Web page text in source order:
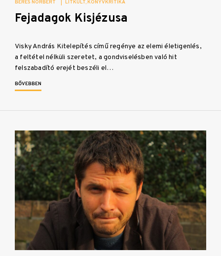
BÉRES NORBERT LITKULT KÖNYVKRITIKA
Fejadagok Kisjézusa
Visky András Kitelepítés című regénye az elemi életigenlés,
a feltétel nélküli szeretet, a gondviselésben való hit
felszabadító erejét beszéli el…
BŐVEBBEN